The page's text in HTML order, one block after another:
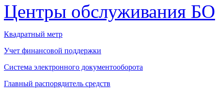
Центры обслуживания БО
Квадратный метр
Учет финансовой поддержки
Система электронного документооборота
Главный распорядитель средств